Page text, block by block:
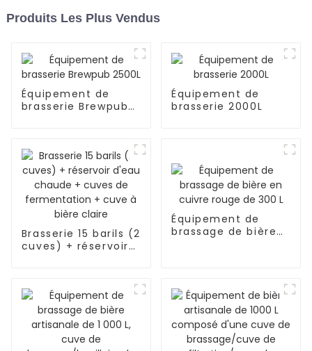
Produits Les Plus Vendus
Équipement de
brasserie Brewpub
Équipement de
brasserie 2000L
Brasserie 15 barils (2
cuves) + réservoir
cuve à bière claire
Équipement de
brassage de bière